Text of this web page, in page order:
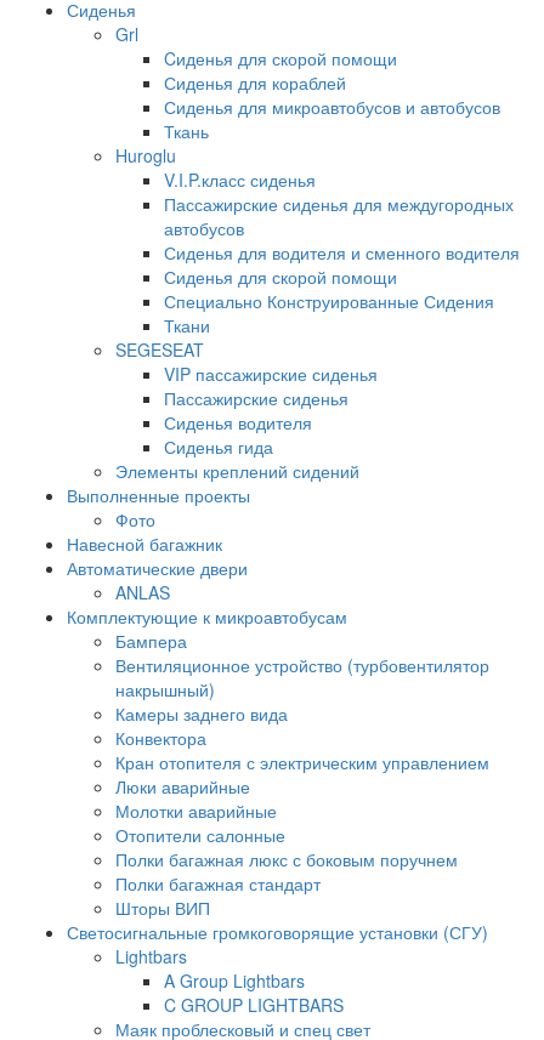
Сиденья
Grl
Cиденья для скорой помощи
Сиденья для кораблей
Сиденья для микроавтобусов и автобусов
Ткань
Huroglu
V.I.P.класс сиденья
Пассажирские сиденья для междугородных
автобусов
Сиденья для водителя и сменного водителя
Сиденья для скорой помощи
Специально Конструированные Сидения
Ткани
SEGESEAT
VIP пассажирские сиденья
Пассажирские сиденья
Сиденья водителя
Сиденья гида
Элементы креплений сидений
Выполненные проекты
Фото
Навесной багажник
Автоматические двери
ANLAS
Комплектующие к микроавтобусам
Бампера
Вентиляционное устройство (турбовентилятор
накрышный)
Камеры заднего вида
Конвектора
Кран отопителя с электрическим управлением
Люки аварийные
Молотки аварийные
Отопители салонные
Полки багажная люкс с боковым поручнем
Полки багажная стандарт
Шторы ВИП
Светосигнальные громкоговорящие установки (СГУ)
Lightbars
A Group Lightbars
C GROUP LIGHTBARS
Маяк проблесковый и спец свет